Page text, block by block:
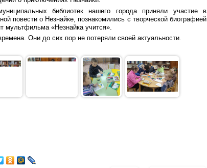
библиотек нашего города приняли участие в
повести о Незнайке, познакомились с творческой биографией
мультфильма «Незнайка учится».
Они до сих пор не потеряли своей актуальности.